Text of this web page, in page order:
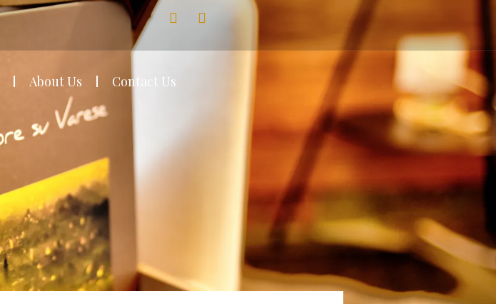
About Us Contact Us